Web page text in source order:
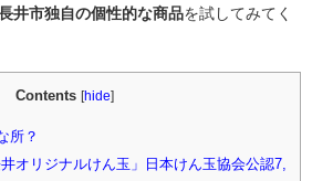
井市独自の個性的な商品を試してみてく
Contents [hide]
所？
オリジナルけん玉」日本けん玉協会公認7,